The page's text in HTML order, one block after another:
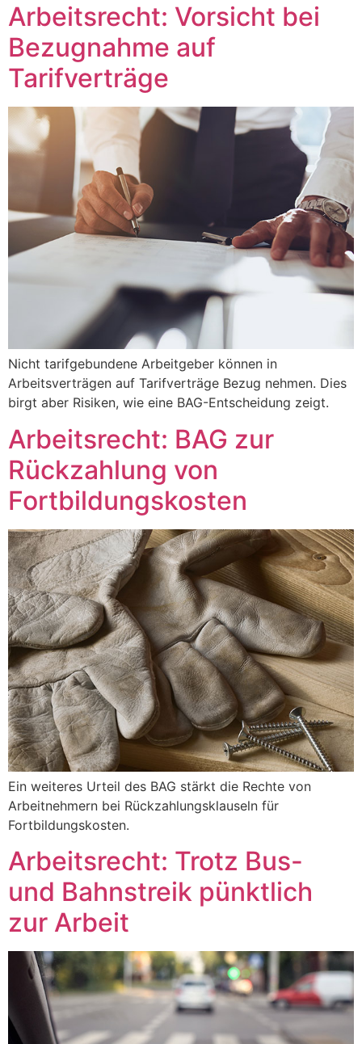
Arbeitsrecht: Vorsicht bei
Bezugnahme auf
Tarifverträge
Nicht tarifgebundene Arbeitgeber können in
Arbeitsverträgen auf Tarifverträge Bezug nehmen. Dies
birgt aber Risiken, wie eine BAG-Entscheidung zeigt.
Arbeitsrecht: BAG zur
Rückzahlung von
Fortbildungskosten
Ein weiteres Urteil des BAG stärkt die Rechte von
Arbeitnehmern bei Rückzahlungsklauseln für
Fortbildungskosten.
Arbeitsrecht: Trotz Bus-
und Bahnstreik pünktlich
zur Arbeit